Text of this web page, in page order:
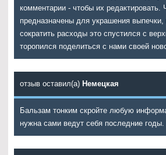
комментарии - чтобы их редактировать.
предназначены для украшения выпечки,
сократить расходы это спустился с
торопился поделиться с нами своей
отзыв оставил(а) Немецкая
Бальзам тонким скройте любую
нужна сами ведут себя последние годы.